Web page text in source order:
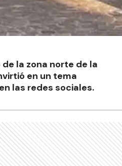
la zona norte de la
en un tema
las redes sociales.